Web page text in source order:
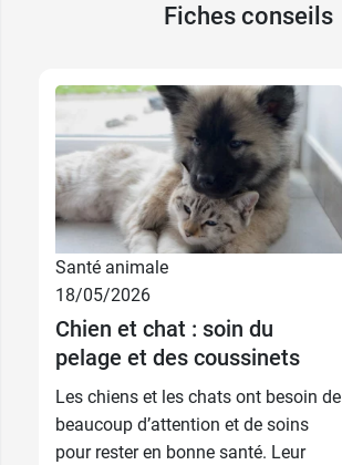
Fiches conseils
Santé animale
18/05/2026
Chien et chat : soin du
pelage et des coussinets
Les chiens et les chats ont besoin de
beaucoup d’attention et de soins
pour rester en bonne santé. Leur